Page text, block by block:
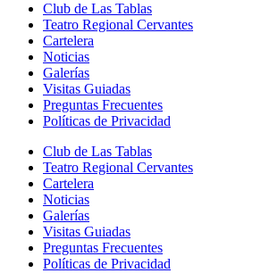
Club de Las Tablas
Teatro Regional Cervantes
Cartelera
Noticias
Galerías
Visitas Guiadas
Preguntas Frecuentes
Políticas de Privacidad
Club de Las Tablas
Teatro Regional Cervantes
Cartelera
Noticias
Galerías
Visitas Guiadas
Preguntas Frecuentes
Políticas de Privacidad